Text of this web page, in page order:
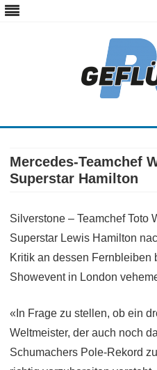
Mercedes-Teamchef
Superstar Hamilton
Silverstone – Teamchef Toto
Superstar Lewis Hamilton
Kritik an dessen Fernbleiben
Showevent in London
«In Frage zu stellen, ob ein
Weltmeister, der auch noch
Schumachers Pole-Rekord